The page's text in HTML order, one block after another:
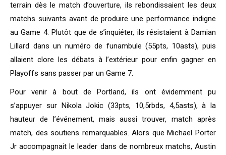
terrain dès le match d’ouverture, ils rebondissaient les deux
matchs suivants avant de produire une performance indigne
au Game 4. Plutôt que de s’inquiéter, ils résistaient à Damian
Lillard dans un numéro de funambule (55pts, 10asts), puis
allaient clore les débats à l’extérieur pour enfin gagner en
Playoffs sans passer par un Game 7.
Pour venir à bout de Portland, ils ont évidemment pu
s’appuyer sur Nikola Jokic (33pts, 10,5rbds, 4,5asts), à la
hauteur de l’événement, mais aussi trouver, match après
match, des soutiens remarquables. Alors que Michael Porter
Jr accompagnait le leader dans de nombreux matchs, Austin